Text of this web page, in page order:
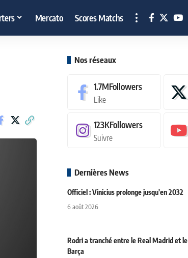
Mercato Scores Matchs
Nos réseaux
1.7MFollowers
Like
123KFollowers
Suivre
Dernières News
Officiel : Vinicius prolonge jusqu'en 2032
6 août 2026
Rodri a tranché entre le Real Madrid et le
Barça